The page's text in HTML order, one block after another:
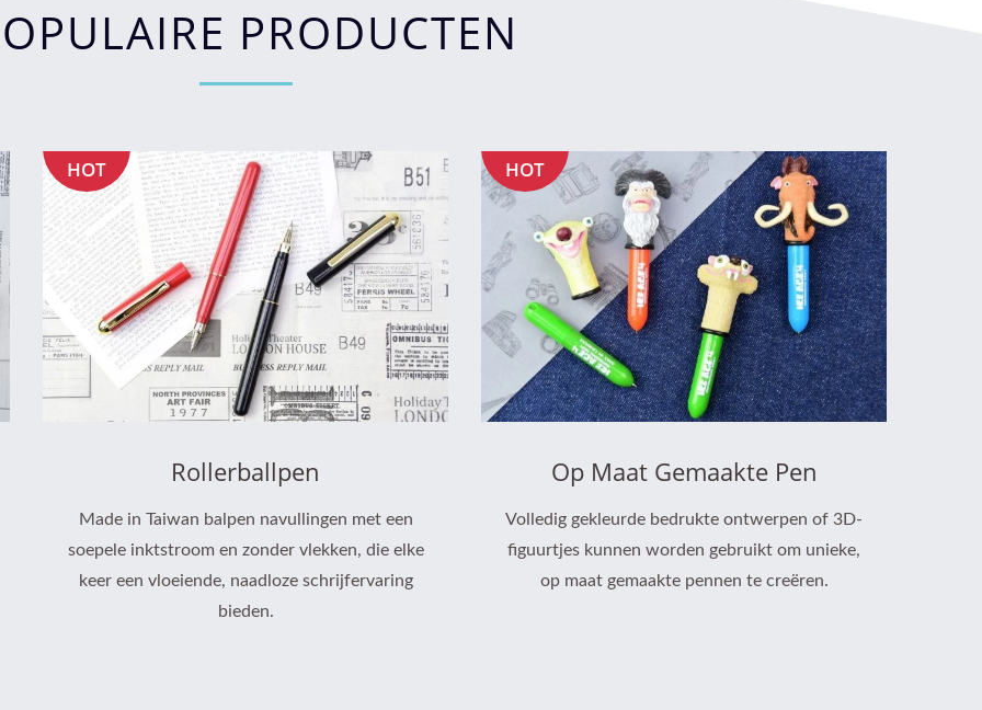
PRODUCTEN
HOT
Rollerballpen
Made in Taiwan balpen navullingen met een
soepele inktstroom en zonder vlekken, die elke
keer een vloeiende, naadloze schrijfervaring
bieden.
HOT
Op Maat Gemaakte Pen
Volledig gekleurde bedrukte ontwerpen of 3D-
figuurtjes kunnen worden gebruikt om unieke,
op maat gemaakte pennen te creëren.